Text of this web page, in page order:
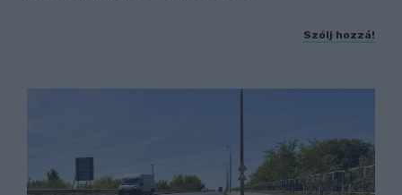
Szólj hozzá!